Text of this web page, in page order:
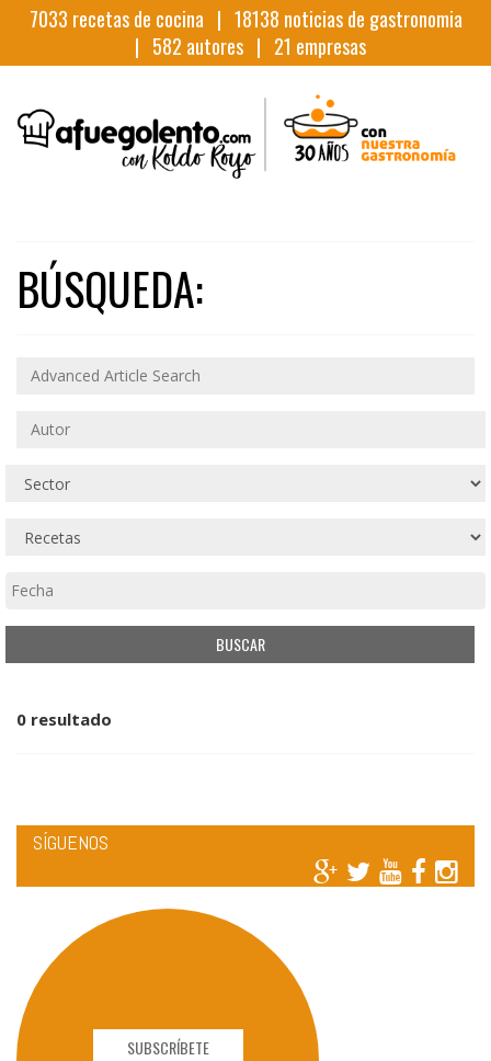
7033 recetas de cocina | 18138 noticias de gastronomia
| 582 autores | 21 empresas
BÚSQUEDA:
0 resultado
SÍGUENOS
SUBSCRÍBETE